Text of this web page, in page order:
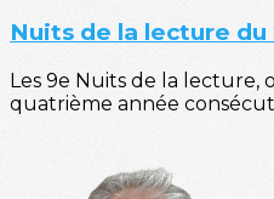
Nuits de la lecture du
Les 9e Nuits de la lecture,
quatrième année